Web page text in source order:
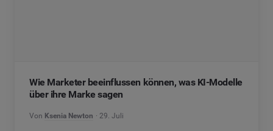
Wie Marketer beeinflussen können, was KI-Modelle
über ihre Marke sagen
Von Ksenia Newton 29. Juli